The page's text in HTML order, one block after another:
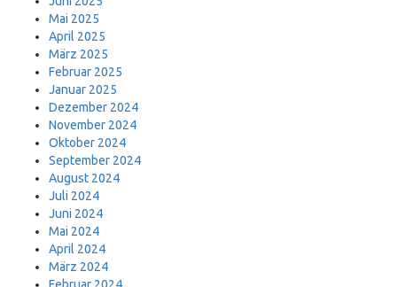
Mai 2025
April 2025
März 2025
Februar 2025
Januar 2025
Dezember 2024
November 2024
Oktober 2024
September 2024
August 2024
Juli 2024
Juni 2024
Mai 2024
April 2024
März 2024